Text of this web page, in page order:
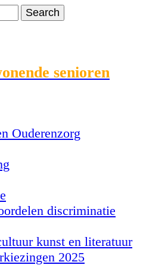
senioren
Ouderenzorg
discriminatie
kunst en literatuur
2025